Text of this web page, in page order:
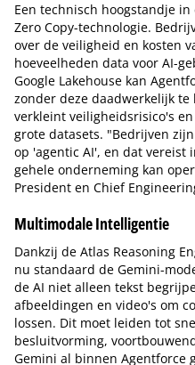
Een technisch hoogstandje
Zero Copy-technologie.
over de veiligheid en kosten
hoeveelheden data voor AI-
Google Lakehouse kan
zonder deze daadwerkelijk
verkleint veiligheidsrisico's
grote datasets. "Bedrijven
op 'agentic AI', en dat
gehele onderneming kan
President en Chief
Multimodale Intelligentie
Dankzij de Atlas Reasoning
nu standaard de Gemini-
de AI niet alleen tekst
afbeeldingen en video's om
lossen. Dit moet leiden tot
besluitvorming,
Gemini al binnen Agentforce